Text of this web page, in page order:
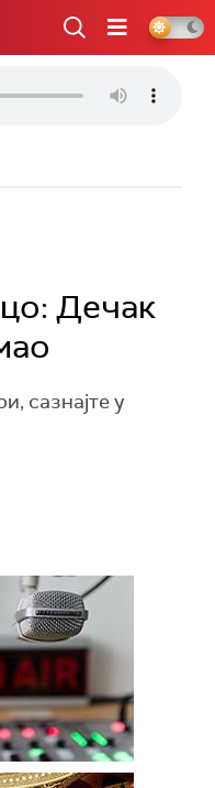
Дечак
сазнајте у